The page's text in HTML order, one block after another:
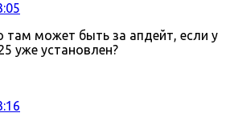
там может быть за апдейт, если у
уже установлен?